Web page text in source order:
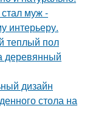
муж -
интерьеру.
теплый пол
деревянный
дизайн
стола на